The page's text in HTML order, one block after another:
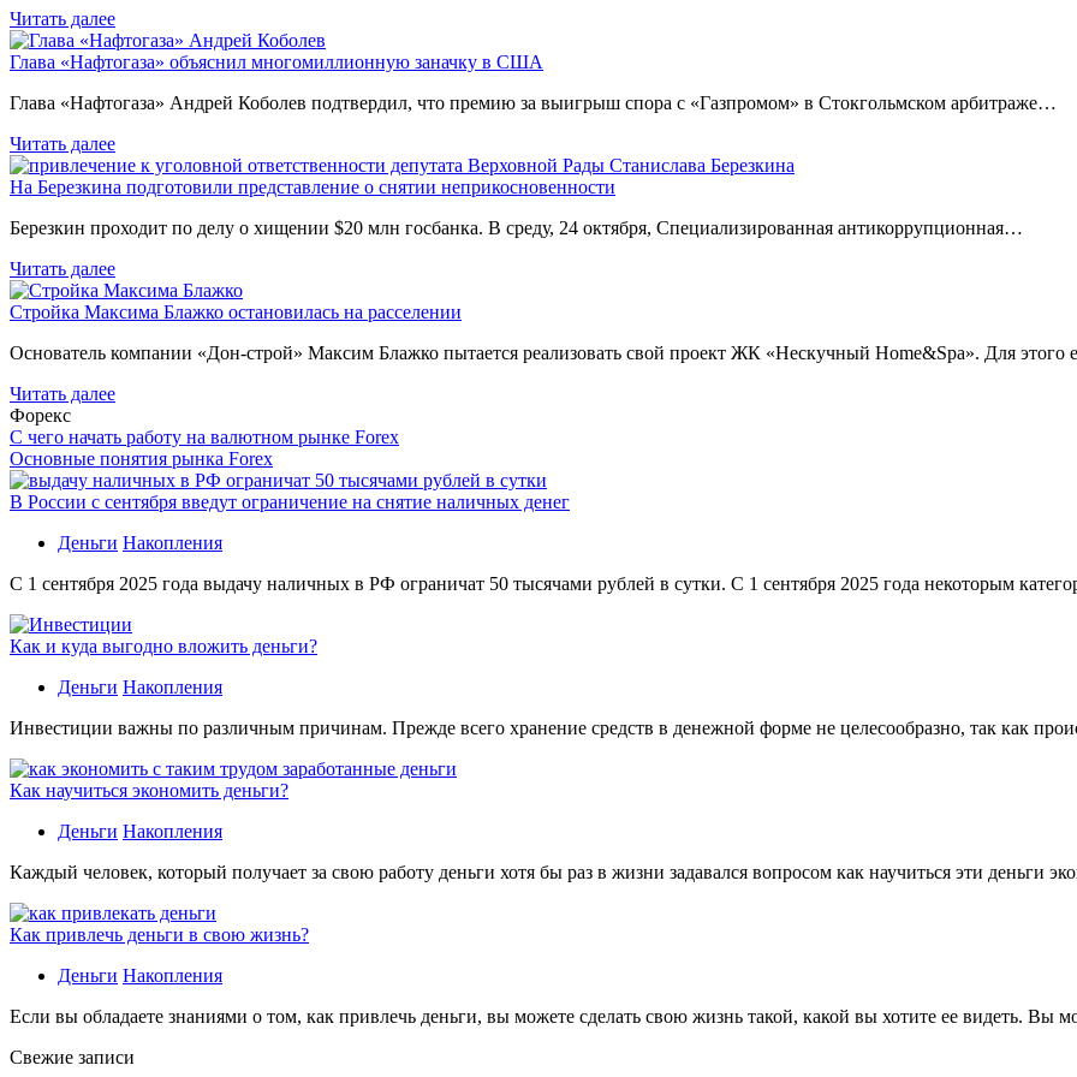
Читать далее
Глава «Нафтогаза» объяснил многомиллионную заначку в США
Глава «Нафтогаза» Андрей Коболев подтвердил, что премию за выигрыш спора с «Газпромом» в Стокгольмском арбитраже…
Читать далее
На Березкина подготовили представление о снятии неприкосновенности
Березкин проходит по делу о хищении $20 млн госбанка. В среду, 24 октября, Специализированная антикоррупционная…
Читать далее
Стройка Максима Блажко остановилась на расселении
Основатель компании «Дон-строй» Максим Блажко пытается реализовать свой проект ЖК «Нескучный Home&Spa». Для
Читать далее
Форекс
С чего начать работу на валютном рынке Forex
Основные понятия рынка Forex
В России с сентября введут ограничение на снятие наличных денег
Деньги Накопления
С 1 сентября 2025 года выдачу наличных в РФ ограничат 50 тысячами рублей в сутки. С 1 сентября 2025 года некоторым
Как и куда выгодно вложить деньги?
Деньги Накопления
Инвестиции важны по различным причинам. Прежде всего хранение средств в денежной форме не целесообразно, так как
Как научиться экономить деньги?
Деньги Накопления
Каждый человек, который получает за свою работу деньги хотя бы раз в жизни задавался вопросом как научиться эти деньги
Как привлечь деньги в свою жизнь?
Деньги Накопления
Если вы обладаете знаниями о том, как привлечь деньги, вы можете сделать свою жизнь такой, какой вы хотите ее видеть. Вы
Свежие записи